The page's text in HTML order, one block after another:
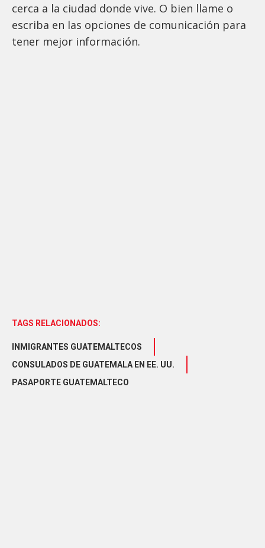
cerca a la ciudad donde vive. O bien llame o
escriba en las opciones de comunicación para
tener mejor información.
TAGS RELACIONADOS:
INMIGRANTES GUATEMALTECOS
CONSULADOS DE GUATEMALA EN EE. UU.
PASAPORTE GUATEMALTECO